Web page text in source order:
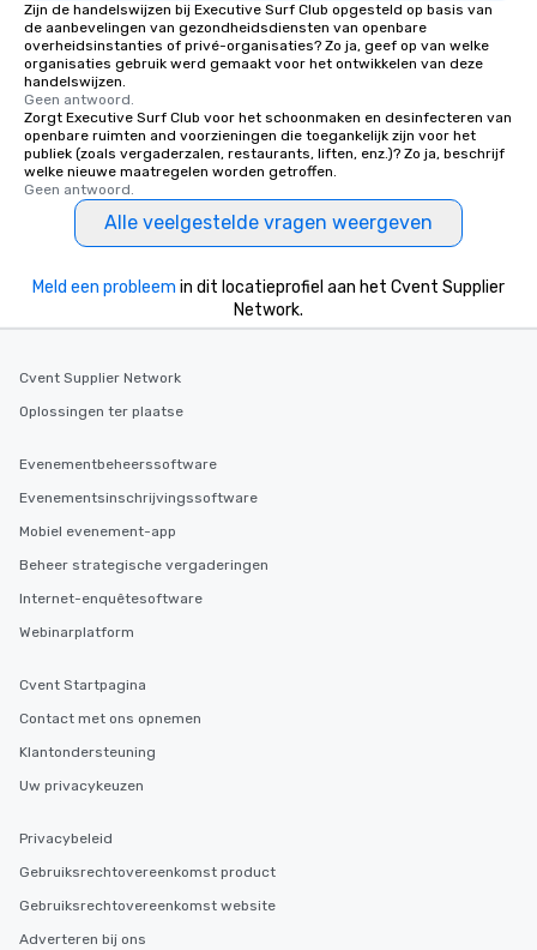
Zijn de handelswijzen bij Executive Surf Club opgesteld op basis van
de aanbevelingen van gezondheidsdiensten van openbare
overheidsinstanties of privé-organisaties? Zo ja, geef op van welke
organisaties gebruik werd gemaakt voor het ontwikkelen van deze
handelswijzen.
Geen antwoord.
Zorgt Executive Surf Club voor het schoonmaken en desinfecteren van
openbare ruimten and voorzieningen die toegankelijk zijn voor het
publiek (zoals vergaderzalen, restaurants, liften, enz.)? Zo ja, beschrijf
welke nieuwe maatregelen worden getroffen.
Geen antwoord.
Alle veelgestelde vragen weergeven
Meld een probleem in dit locatieprofiel aan het Cvent Supplier
Network.
Cvent Supplier Network
Oplossingen ter plaatse
Evenementbeheerssoftware
Evenementsinschrijvingssoftware
Mobiel evenement-app
Beheer strategische vergaderingen
Internet-enquêtesoftware
Webinarplatform
Cvent Startpagina
Contact met ons opnemen
Klantondersteuning
Uw privacykeuzen
Privacybeleid
Gebruiksrechtovereenkomst product
Gebruiksrechtovereenkomst website
Adverteren bij ons